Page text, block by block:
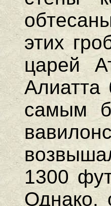
этих
царей
Алиатта
самым
1300
Однако,